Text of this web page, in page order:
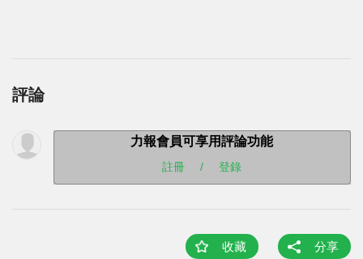
評論
力報會員可享用評論功能
註冊 / 登錄
收藏 分享